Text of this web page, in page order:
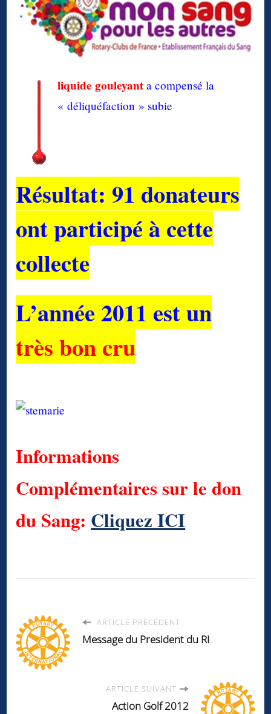
liquide gouleyant a compensé la
« déliquéfaction » subie
Résultat: 91 donateurs
ont participé à cette
collecte
L’année 2011 est un
très bon cru
Informations
Complémentaires sur le don
du Sang: Cliquez ICI
ARTICLE PRÉCÉDENT
Message du President du RI
ARTICLE SUIVANT
Action Golf 2012